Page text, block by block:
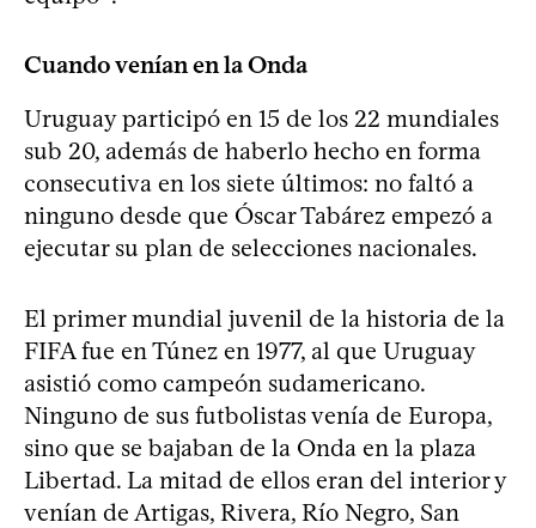
Cuando venían en la Onda
Uruguay participó en 15 de los 22 mundiales
sub 20, además de haberlo hecho en forma
consecutiva en los siete últimos: no faltó a
ninguno desde que Óscar Tabárez empezó a
ejecutar su plan de selecciones nacionales.
El primer mundial juvenil de la historia de la
FIFA fue en Túnez en 1977, al que Uruguay
asistió como campeón sudamericano.
Ninguno de sus futbolistas venía de Europa,
sino que se bajaban de la Onda en la plaza
Libertad. La mitad de ellos eran del interior y
venían de Artigas, Rivera, Río Negro, San